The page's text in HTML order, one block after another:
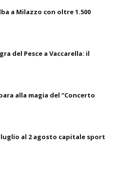
a Milazzo con oltre 1.500
del Pesce a Vaccarella: il
alla magia del “Concerto
luglio al 2 agosto capitale sport